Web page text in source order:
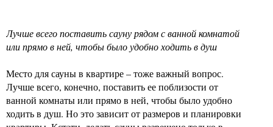
Лучше всего поставить сауну рядом с ванной комнатой
или прямо в ней, чтобы было удобно ходить в душ
Место для сауны в квартире – тоже важный вопрос.
Лучше всего, конечно, поставить ее поблизости от
ванной комнаты или прямо в ней, чтобы было удобно
ходить в душ. Но это зависит от размеров и планировки